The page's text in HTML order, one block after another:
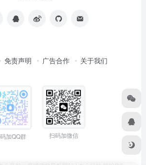
免责声明 广告合作 关于我们
加QQ群 扫码加微信